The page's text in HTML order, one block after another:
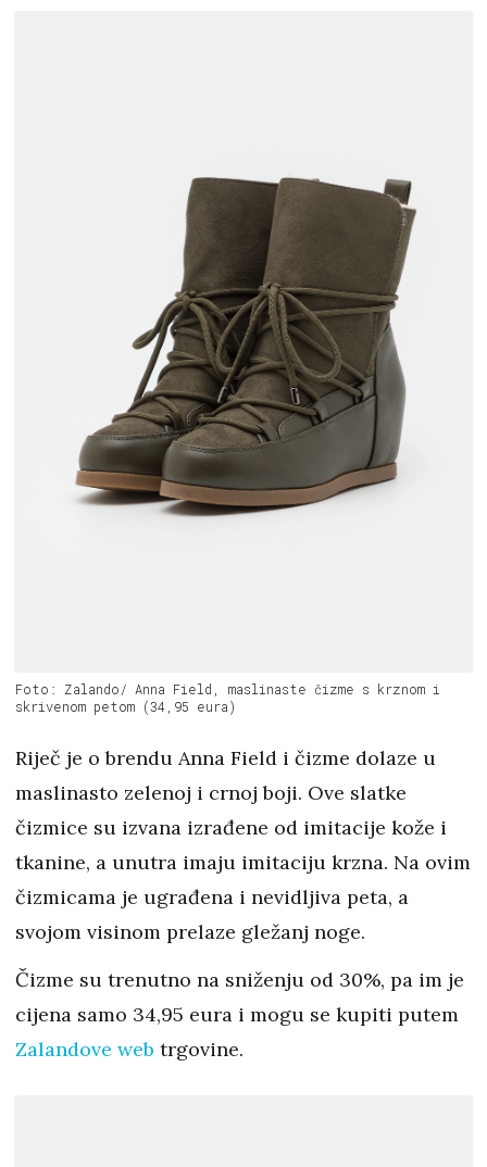
Foto: Zalando/ Anna Field, maslinaste čizme s krznom i
skrivenom petom (34,95 eura)
Riječ je o brendu Anna Field i čizme dolaze u
maslinasto zelenoj i crnoj boji. Ove slatke
čizmice su izvana izrađene od imitacije kože i
tkanine, a unutra imaju imitaciju krzna. Na ovim
čizmicama je ugrađena i nevidljiva peta, a
svojom visinom prelaze gležanj noge.
Čizme su trenutno na sniženju od 30%, pa im je
cijena samo 34,95 eura i mogu se kupiti putem
Zalandove web trgovine.